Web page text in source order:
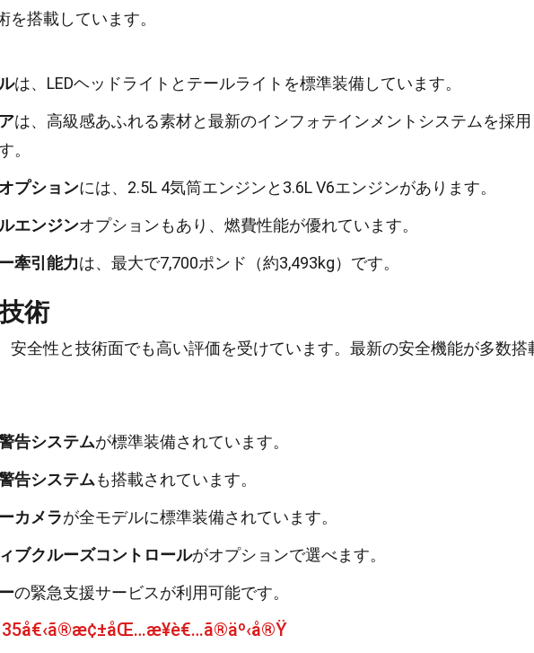
を搭載しています。
は、LEDヘッドライトとテールライトを標準装備しています。
は、高級感あふれる素材と最新のインフォテインメントシステムを採用
。
プションには、2.5L 4気筒エンジンと3.6L V6エンジンがあります。
エンジンオプションもあり、燃費性能が優れています。
牽引能力は、最大で7,700ポンド（約3,493kg）です。
術
安全性と技術面でも高い評価を受けています。最新の安全機能が多数搭
告システムが標準装備されています。
告システムも搭載されています。
カメラが全モデルに標準装備されています。
ブクルーズコントロールがオプションで選べます。
の緊急支援サービスが利用可能です。
35å€‹ã®æ¢±åŒ…æ¥­è€…ã®äº‹å®Ÿ